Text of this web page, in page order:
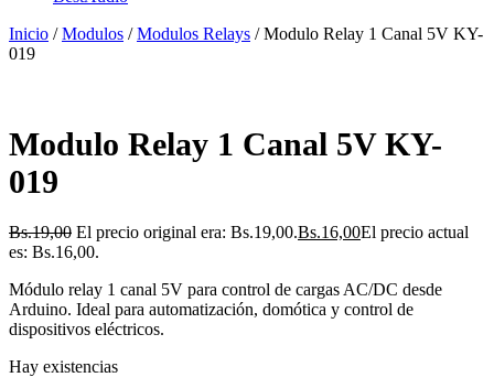
Inicio /Modulos /Modulos Relays / Modulo Relay 1 Canal 5V KY-
019
Modulo Relay 1 Canal 5V KY-
019
Bs.19,00 El precio original era: Bs.19,00.Bs.16,00El precio actual
es: Bs.16,00.
Módulo relay 1 canal 5V para control de cargas AC/DC desde
Arduino. Ideal para automatización, domótica y control de
dispositivos eléctricos.
Hay existencias